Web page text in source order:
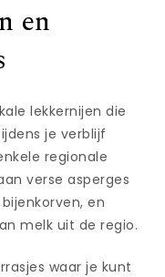
en
lekkernijen die
je verblijf
regionale
verse asperges
en
melk uit de regio.
waar je kunt